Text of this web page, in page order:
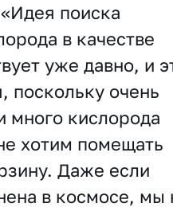
поиска
в качестве
уже давно, и
поскольку очень
много кислорода
хотим помещать
Даже если
в космосе, мы